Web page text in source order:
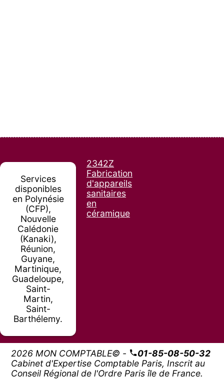
Services
disponibles
en Polynésie
(CFP),
Nouvelle
Calédonie
(Kanaki),
Réunion,
Guyane,
Martinique,
Guadeloupe,
Saint-
Martin,
Saint-
Barthélemy.
2342Z
Fabrication
d'appareils
sanitaires
en
céramique
2026 MON COMPTABLE© -
01-85-08-50-32
Cabinet d'Expertise Comptable Paris, Inscrit au
Conseil Régional de l'Ordre Paris île de France.